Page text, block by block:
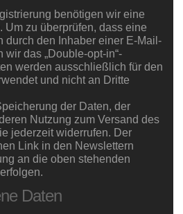
benötigen wir eine
Um zu überprüfen, dass eine
durch den Inhaber einer E-Mail-
wir das „Double-opt-in“-
werden ausschließlich für den
und nicht an Dritte
der Daten, der
Nutzung zum Versand des
jederzeit widerrufen. Der
Link in den Newslettern
an die oben stehenden
Daten